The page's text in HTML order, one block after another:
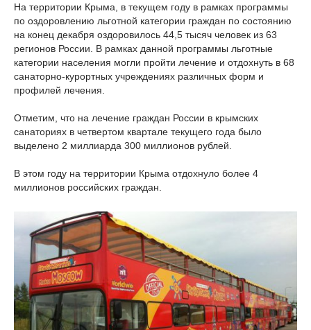
На территории Крыма, в текущем году в рамках программы
по оздоровлению льготной категории граждан по состоянию
на конец декабря оздоровилось 44,5 тысяч человек из 63
регионов России. В рамках данной программы льготные
категории населения могли пройти лечение и отдохнуть в 68
санаторно-курортных учреждениях различных форм и
профилей лечения.
Отметим, что на лечение граждан России в крымских
санаториях в четвертом квартале текущего года было
выделено 2 миллиарда 300 миллионов рублей.
В этом году на территории Крыма отдохнуло более 4
миллионов российских граждан.